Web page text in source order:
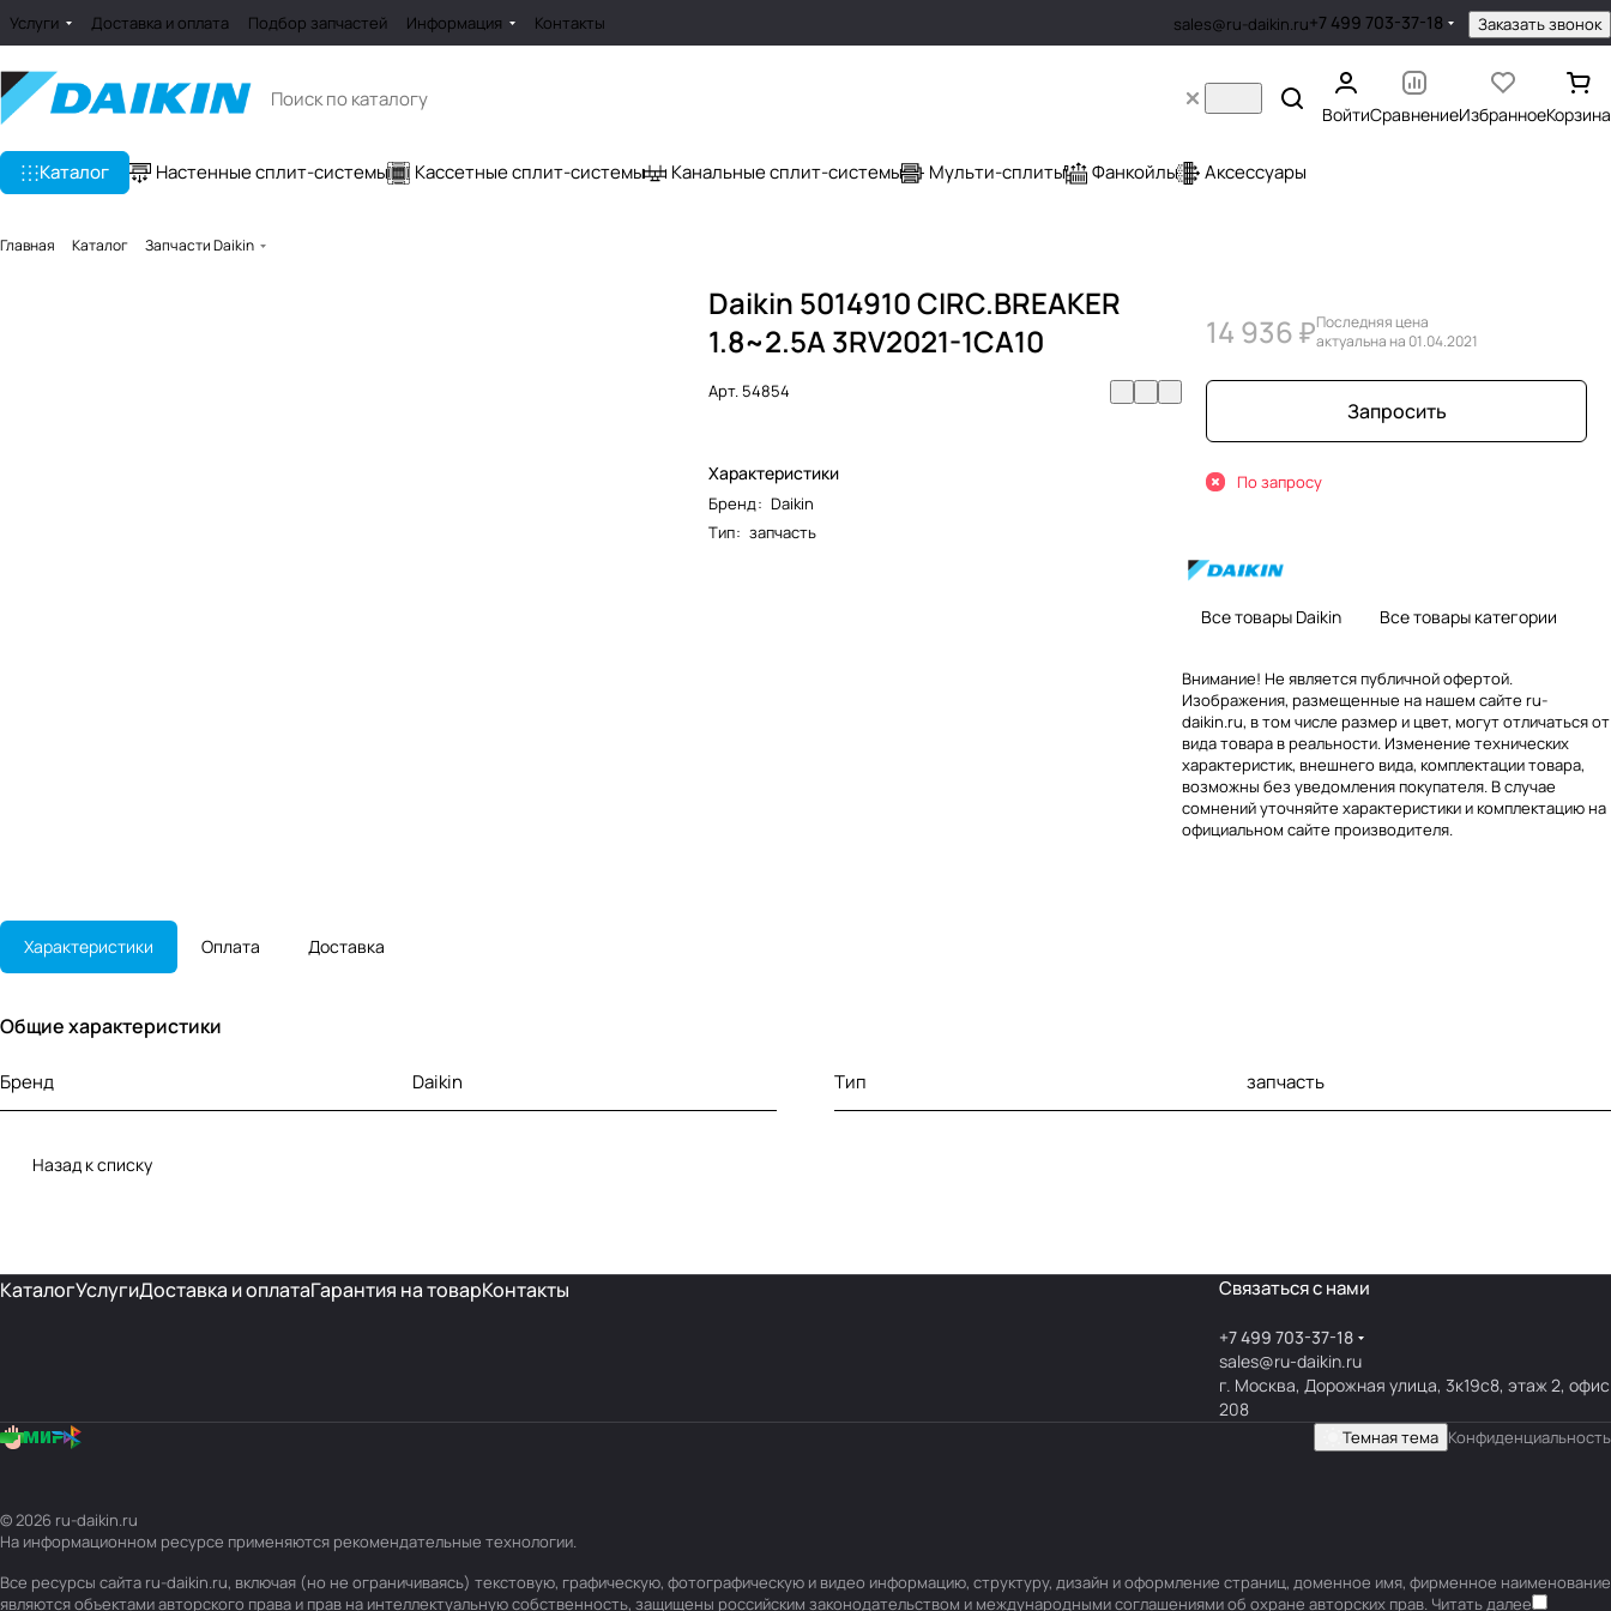
Услуги Доставка и оплата Подбор запчастей Информация Контакты sales@ru-daikin.ru+7 499 703-37-18 Заказать звонок
ВойтиСравнениеИзбранноеКорзина
Каталог Настенные сплит-системы Кассетные сплит-системы Канальные сплит-системы Мульти-сплиты Фанкойлы Аксессуары
Главная Каталог Запчасти Daikin
Daikin 5014910 CIRC.BREAKER
1.8~2.5A 3RV2021-1CA10
Арт. 54854
Характеристики
Бренд: Daikin
Тип: запчасть
14 936 ₽Последняя цена
актуальна на 01.04.2021
Запросить
По запросу
Все товары Daikin Все товары категории
Внимание! Не является публичной офертой.
Изображения, размещенные на нашем сайте ru-
daikin.ru, в том числе размер и цвет, могут отличаться от
вида товара в реальности. Изменение технических
характеристик, внешнего вида, комплектации товара,
возможны без уведомления покупателя. В случае
сомнений уточняйте характеристики и комплектацию на
официальном сайте производителя.
Характеристики Оплата Доставка
Общие характеристики
Бренд Daikin Тип запчасть
Назад к списку
КаталогУслугиДоставка и оплатаГарантия на товарКонтакты Связаться с нами
+7 499 703-37-18
sales@ru-daikin.ru
г. Москва, Дорожная улица, 3к19с8, этаж 2, офис
208
Темная тема Конфиденциальность
© 2026 ru-daikin.ru
На информационном ресурсе применяются рекомендательные технологии.
Все ресурсы сайта ru-daikin.ru, включая (но не ограничиваясь) текстовую, графическую, фотографическую и видео информацию, структуру, дизайн и оформление страниц, доменное имя, фирменное наименование
являются объектами авторского права и прав на интеллектуальную собственность, защищены российским законодательством и международными соглашениями об охране авторских прав. Читать далее